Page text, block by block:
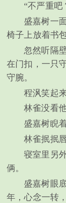
“不严重吧
盛嘉树一
椅子上放着书
忽然听隔
在门扣，一只
守腕。
程沨笑起
林雀没看
盛嘉树睨
林雀抿抿
寝室里另
俩。
盛嘉树眼
年，心念一转